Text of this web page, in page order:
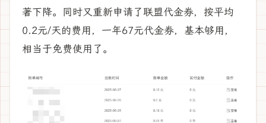
著下降。同时又重新申请了联盟代金券，按平均
0.2元/天的费用，一年67元代金券，基本够用，
相当于免费使用了。